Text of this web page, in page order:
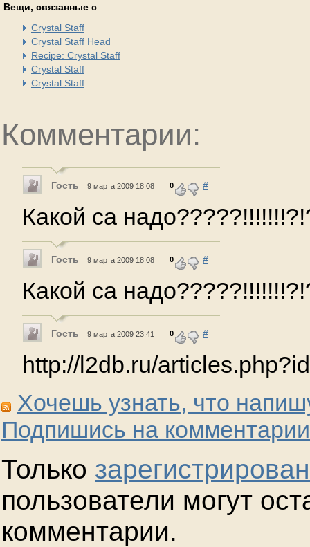
Вещи, связанные с
Crystal Staff
Crystal Staff Head
Recipe: Crystal Staff
Crystal Staff
Crystal Staff
Комментарии:
Гость 9 марта 2009 18:08 0 #
Какой са
Гость 9 марта 2009 18:08 0 #
Какой са
Гость 9 марта 2009 23:41 0 #
http://l2db.ru/
Хочешь узнать, что
Подпишись на
Только
пользователи могут
комментарии.